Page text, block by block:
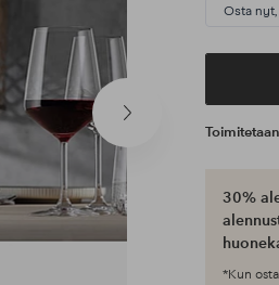
Seuraava
Osta nyt,
30%
*Kun